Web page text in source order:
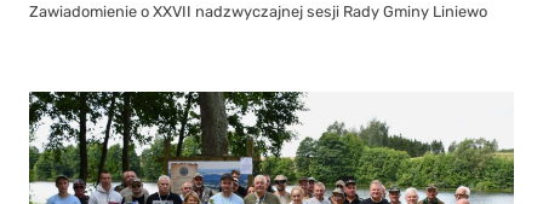
Zawiadomienie o XXVII nadzwyczajnej sesji Rady Gminy Liniewo